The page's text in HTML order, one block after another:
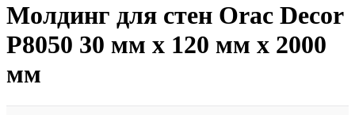
Молдинг для стен Orac Decor
P8050 30 мм х 120 мм х 2000
мм